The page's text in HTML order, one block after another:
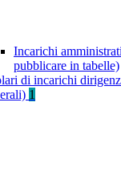
Incarichi
pubblicare in tabelle)
di incarichi
1